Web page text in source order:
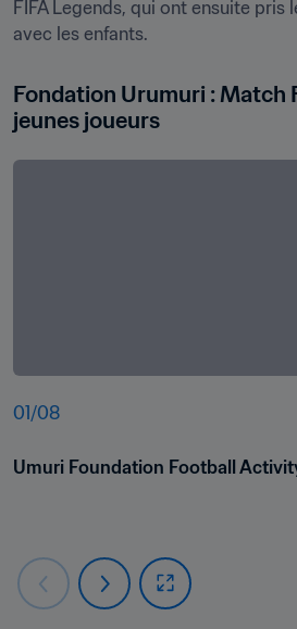
FIFA Legends, qui ont ensuite pris
avec les enfants.
Fondation Urumuri : Match
jeunes joueurs
01 /08
Umuri Foundation Football